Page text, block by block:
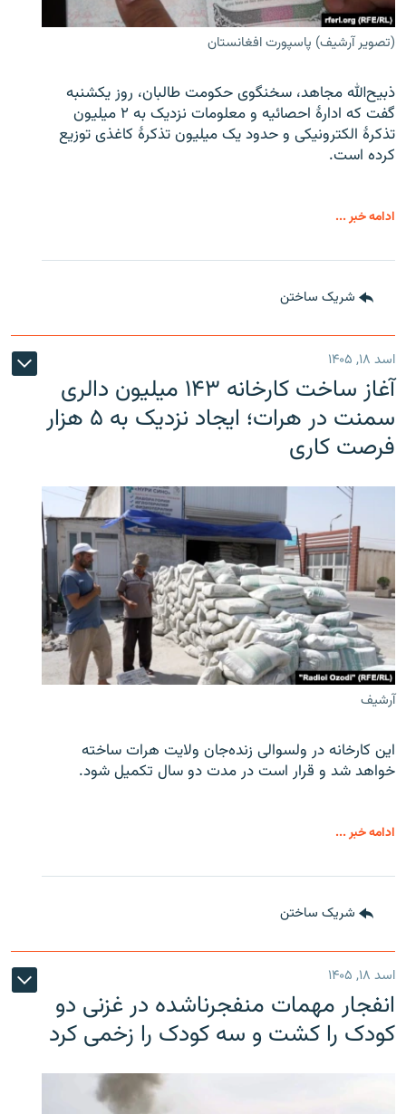
(تصویر آرشیف) پاسپورت افغانستان
ذبیح‌الله مجاهد، سخنگوی حکومت طالبان، روز یکشنبه
گفت که ادارهٔ احصائیه و معلومات نزدیک به ۲ میلیون
تذکرهٔ الکترونیکی و حدود یک میلیون تذکرهٔ کاغذی توزیع
کرده است.
ادامه خبر ...
شریک ساختن
اسد ۱۸, ۱۴۰۵
آغاز ساخت کارخانه ۱۴۳ میلیون دالری
سمنت در هرات؛ ایجاد نزدیک به ۵ هزار
فرصت کاری
آرشیف
این کارخانه در ولسوالی زنده‌جان ولایت هرات ساخته
خواهد شد و قرار است در مدت دو سال تکمیل شود.
ادامه خبر ...
شریک ساختن
اسد ۱۸, ۱۴۰۵
انفجار مهمات منفجرناشده در غزنی دو
کودک را کشت و سه کودک را زخمی کرد